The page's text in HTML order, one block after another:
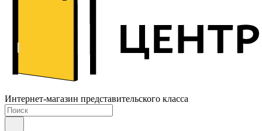
Интернет-магазин представительского класса